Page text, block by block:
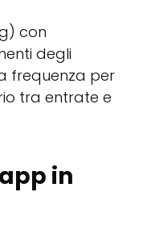
con
degli
frequenza per
tra entrate e
in